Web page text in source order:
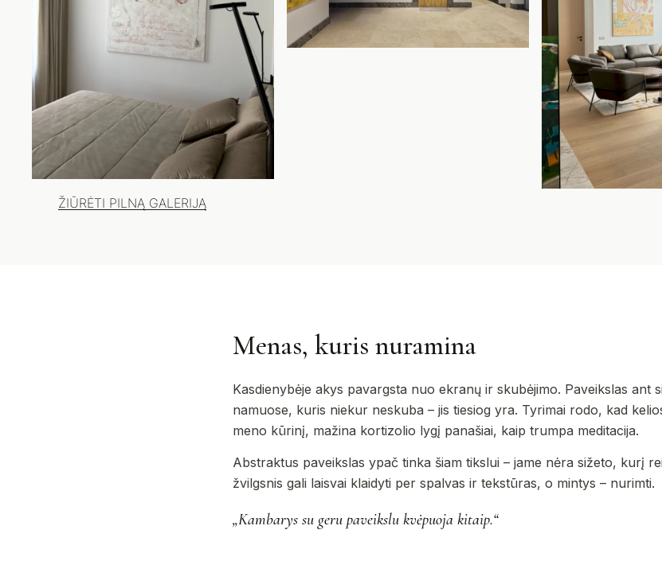
ŽIŪRĖTI PILNĄ GALERIJĄ
Menas, kuris nuramina
Kasdienybėje akys pavargsta nuo ekranų ir skubėjimo. Paveikslas ant
namuose, kuris niekur neskuba – jis tiesiog yra. Tyrimai rodo, kad
meno kūrinį, mažina kortizolio lygį panašiai, kaip trumpa meditacija.
Abstraktus paveikslas ypač tinka šiam tikslui – jame nėra sižeto, kurį
žvilgsnis gali laisvai klaidyti per spalvas ir tekstūras, o mintys – nurimti.
„Kambarys su geru paveikslu kvėpuoja kitaip.“